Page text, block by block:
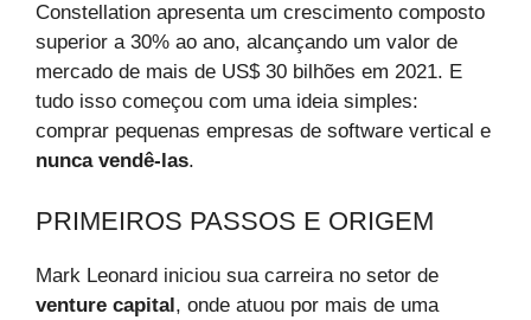
Constellation apresenta um crescimento composto
superior a 30% ao ano, alcançando um valor de
mercado de mais de US$ 30 bilhões em 2021. E
tudo isso começou com uma ideia simples:
comprar pequenas empresas de software vertical e
nunca vendê-las.
PRIMEIROS PASSOS E ORIGEM
Mark Leonard iniciou sua carreira no setor de
venture capital, onde atuou por mais de uma